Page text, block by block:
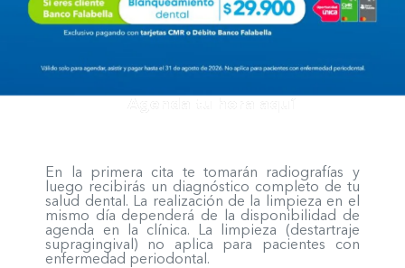
En la primera cita te tomarán radiografías y
luego recibirás un diagnóstico completo de tu
salud dental. La realización de la limpieza en el
mismo día dependerá de la disponibilidad de
agenda en la clínica. La limpieza (destartraje
supragingival) no aplica para pacientes con
enfermedad periodontal.